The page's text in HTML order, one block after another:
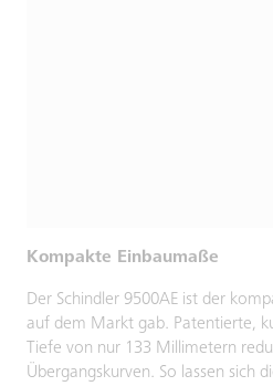
Kompakte Einbaumaße
Der Schindler 9500AE ist der
auf dem Markt gab. Patentierte,
Tiefe von nur 133 Millimetern
Übergangskurven. So lassen sich